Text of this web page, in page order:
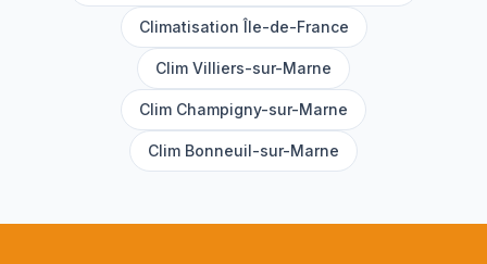
Climatisation Île-de-France
Clim Villiers-sur-Marne
Clim Champigny-sur-Marne
Clim Bonneuil-sur-Marne